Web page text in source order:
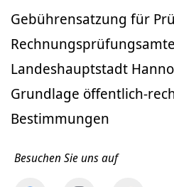
Gebührensatzung für
Landeshauptstadt
Grundlage öffentlich-
Bestimmungen
Besuchen Sie uns auf